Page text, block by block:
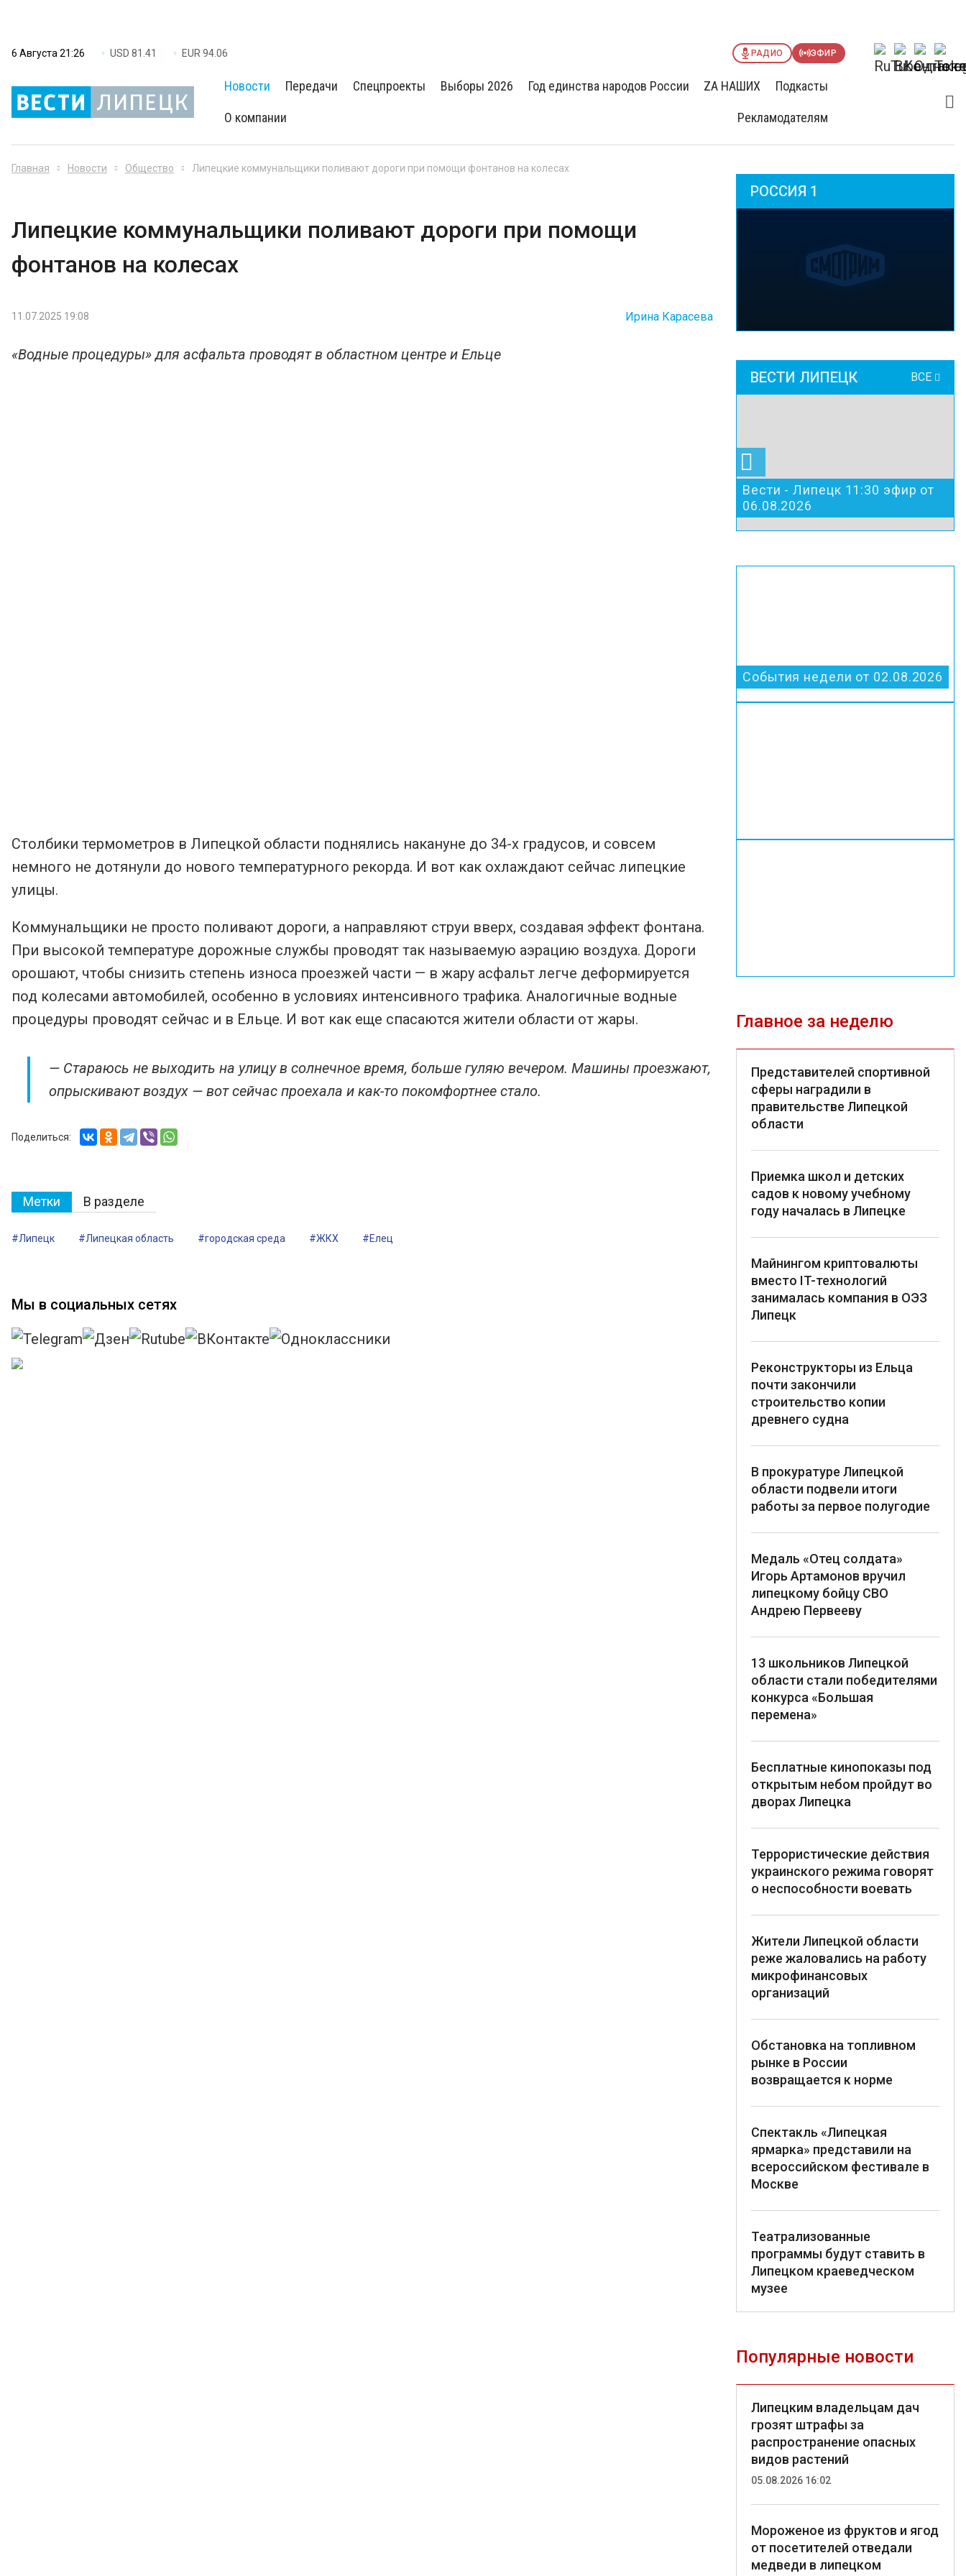
6 Августа 21:26 USD 81.41 EUR 94.06 РАДИО ЭФИР
Новости Передачи Спецпроекты Выборы 2026 Год единства народов России ZА НАШИХ Подкасты
О компании Рекламодателям
Главная Новости Общество Липецкие коммунальщики поливают дороги при помощи фонтанов на колесах
Липецкие коммунальщики поливают дороги при помощи
фонтанов на колесах
11.07.2025 19:08 Ирина Карасева
«Водные процедуры» для асфальта проводят в областном центре и Ельце
Столбики термометров в Липецкой области поднялись накануне до 34-х градусов, и совсем
немного не дотянули до нового температурного рекорда. И вот как охлаждают сейчас липецкие
улицы.
Коммунальщики не просто поливают дороги, а направляют струи вверх, создавая эффект фонтана.
При высокой температуре дорожные службы проводят так называемую аэрацию воздуха. Дороги
орошают, чтобы снизить степень износа проезжей части — в жару асфальт легче деформируется
под колесами автомобилей, особенно в условиях интенсивного трафика. Аналогичные водные
процедуры проводят сейчас и в Ельце. И вот как еще спасаются жители области от жары.
— Стараюсь не выходить на улицу в солнечное время, больше гуляю вечером. Машины проезжают,
опрыскивают воздух — вот сейчас проехала и как-то покомфортнее стало.
Поделиться:
Метки В разделе
#Липецк #Липецкая область #городская среда #ЖКХ #Елец
Мы в социальных сетях
РОССИЯ 1
ВЕСТИ ЛИПЕЦК ВСЕ
Вести - Липецк 11:30 эфир от
06.08.2026
События недели от 02.08.2026
Главное за неделю
Представителей спортивной
сферы наградили в
правительстве Липецкой
области
Приемка школ и детских
садов к новому учебному
году началась в Липецке
Майнингом криптовалюты
вместо IT-технологий
занималась компания в ОЭЗ
Липецк
Реконструкторы из Ельца
почти закончили
строительство копии
древнего судна
В прокуратуре Липецкой
области подвели итоги
работы за первое полугодие
Медаль «Отец солдата»
Игорь Артамонов вручил
липецкому бойцу СВО
Андрею Первееву
13 школьников Липецкой
области стали победителями
конкурса «Большая
перемена»
Бесплатные кинопоказы под
открытым небом пройдут во
дворах Липецка
Террористические действия
украинского режима говорят
о неспособности воевать
Жители Липецкой области
реже жаловались на работу
микрофинансовых
организаций
Обстановка на топливном
рынке в России
возвращается к норме
Спектакль «Липецкая
ярмарка» представили на
всероссийском фестивале в
Москве
Театрализованные
программы будут ставить в
Липецком краеведческом
музее
Популярные новости
Липецким владельцам дач
грозят штрафы за
распространение опасных
видов растений
05.08.2026 16:02
Мороженое из фруктов и ягод
от посетителей отведали
медведи в липецком